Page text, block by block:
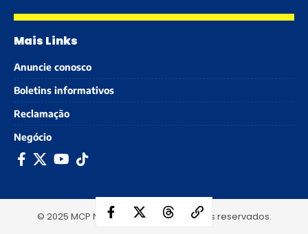
Mais Links
Anuncie conosco
Boletins informativos
Reclamação
Negócio
© 2025 MCP Notícias - Todos os direitos reservados.